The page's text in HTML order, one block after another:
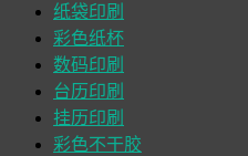
纸袋印刷
彩色纸杯
数码印刷
台历印刷
挂历印刷
彩色不干胶